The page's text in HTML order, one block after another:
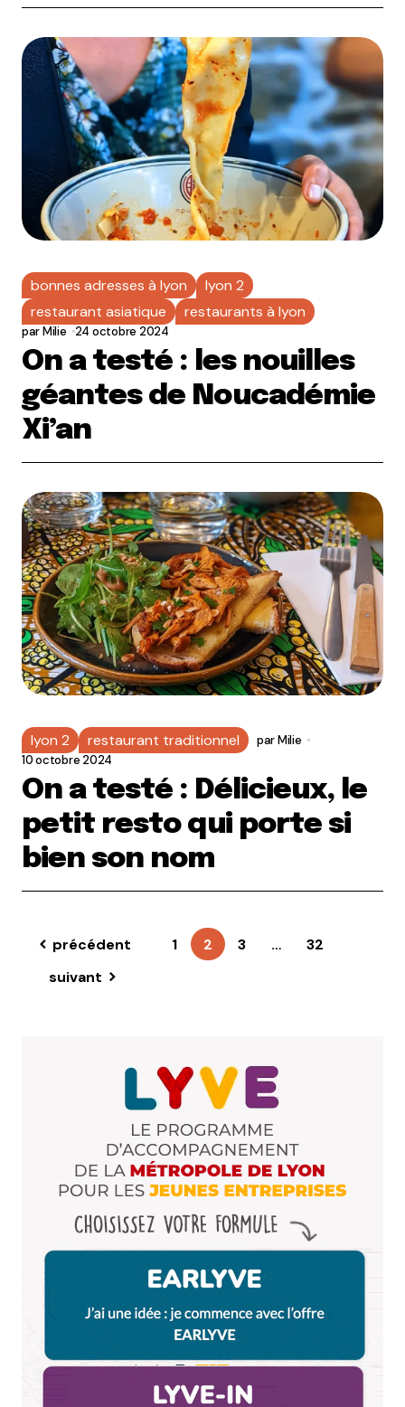
bonnes adresses à lyon
lyon 2
restaurant asiatique
restaurants à lyon
parMilie 24 octobre 2024
On a testé : les nouilles
géantes de Noucadémie
Xi’an
lyon 2 restaurant traditionnel parMilie
10 octobre 2024
On a testé : Délicieux, le
petit resto qui porte si
bien son nom
précédent 1 2 3 …
32
suivant